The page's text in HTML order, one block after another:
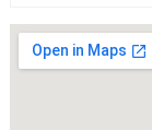
Grotere kaart weergeven